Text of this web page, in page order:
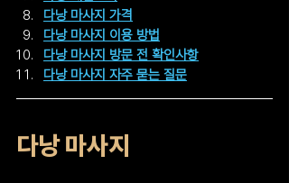
다낭 마사지 가격
다낭 마사지 이용 방법
다낭 마사지 방문 전 확인사항
다낭 마사지 자주 묻는 질문
다낭 마사지